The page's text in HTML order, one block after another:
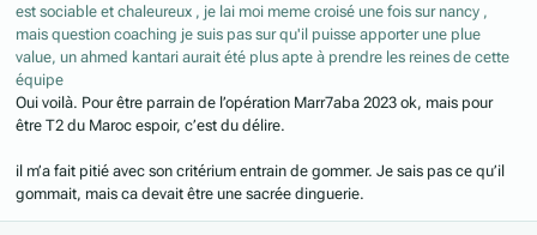
est sociable et chaleureux , je lai moi meme croisé une fois sur nancy ,
mais question coaching je suis pas sur qu'il puisse apporter une plue
value, un ahmed kantari aurait été plus apte à prendre les reines de cette
équipe
Oui voilà. Pour être parrain de l’opération Marr7aba 2023 ok, mais pour
être T2 du Maroc espoir, c’est du délire.
il m’a fait pitié avec son critérium entrain de gommer. Je sais pas ce qu’il
gommait, mais ca devait être une sacrée dinguerie.